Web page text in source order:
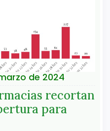
de 2024
recortan
para